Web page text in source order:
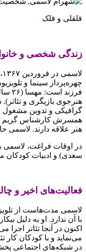
قلقلی و قلک
زندگی شخصی و
چهره‌پرداز سینما و
هنرجوی بازیگری و
گرافیکی و تدوین مشغول
همسرش کارشناس گریم
هنر علاقه دارند. لاسمی
در اوقات فراغت، لاسمی
سعدی) و ادبیات کودکان
فعالیت‌های اخیر و
لاسمی مدت‌هاست از
با آن ندارد. او به دلیل
اکنون در آنجا تئاتر
در شبکه‌های اجتماعی